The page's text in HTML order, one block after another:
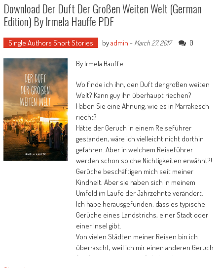
journey drôles, mystérieuses et terrifiantes. Un
enterrement vraiment délirant, une peintre qui
son œuvre organique, un garçon qui
certaine Martha, et un Dieu résigné qui refait le
nouvelles aux atmosphères différentes, fait
valser nos émotions, dans une écriture fluide
et élégante. Un ouvrage succulent !
Download Der Duft Der Großen Weiten Welt (German
Edition) By Irmela Hauffe PDF
Single Authors Short Stories byadmin - March 27, 2017 0
By Irmela Hauffe
Wo finde ich ihn, den Duft der großen weiten
Welt? Kann guy ihn überhaupt riechen?
Haben Sie eine Ahnung, wie es in Marrakesch
riecht?
Hätte der Geruch in einem Reiseführer
gestanden, wäre ich vielleicht nicht dorthin
gefahren. Aber in welchem Reiseführer
werden schon solche Nichtigkeiten erwähnt?!
Gerüche beschäftigen mich seit meiner
Kindheit. Aber sie haben sich in meinem
Umfeld im Laufe der Jahrzehnte verändert.
Ich habe herausgefunden, dass es typische
Gerüche eines Landstrichs, einer Stadt oder
einer Insel gibt.
Von vielen Städten meiner Reisen bin ich
überrascht, weil ich mir einen anderen Geruch
für diese area vorgestellt habe, als er in